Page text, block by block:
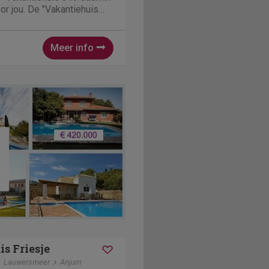
jou. De "Vakantiehuis
Meer info
Friesje
Lauwersmeer Anjum